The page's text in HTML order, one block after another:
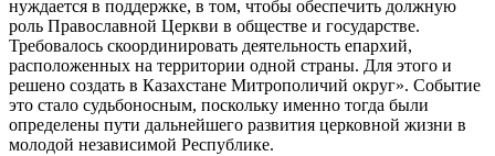
нуждается в поддержке, в том, чтобы обеспечить должную
роль Православной Церкви в обществе и государстве.
Требовалось скоординировать деятельность епархий,
расположенных на территории одной страны. Для этого и
решено создать в Казахстане Митрополичий округ». Событие
это стало судьбоносным, поскольку именно тогда были
определены пути дальнейшего развития церковной жизни в
молодой независимой Республике.